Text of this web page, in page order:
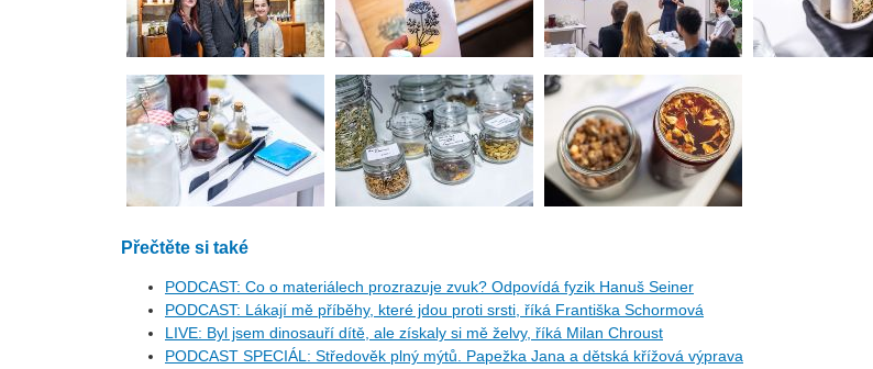
Přečtěte si také
PODCAST: Co o materiálech prozrazuje zvuk? Odpovídá fyzik Hanuš Seiner
PODCAST: Lákají mě příběhy, které jdou proti srsti, říká Františka Schormová
LIVE: Byl jsem dinosauří dítě, ale získaly si mě želvy, říká Milan Chroust
PODCAST SPECIÁL: Středověk plný mýtů. Papežka Jana a dětská křížová výprava